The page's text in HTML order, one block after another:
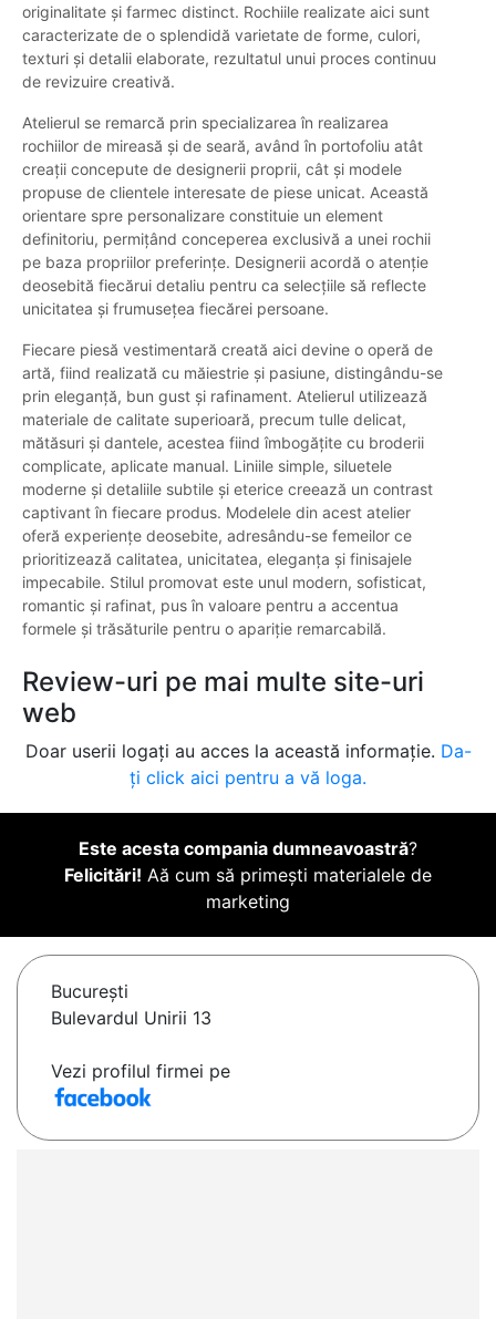
originalitate și farmec distinct. Rochiile realizate aici sunt
caracterizate de o splendidă varietate de forme, culori,
texturi și detalii elaborate, rezultatul unui proces continuu
de revizuire creativă.
Atelierul se remarcă prin specializarea în realizarea
rochiilor de mireasă și de seară, având în portofoliu atât
creații concepute de designerii proprii, cât și modele
propuse de clientele interesate de piese unicat. Această
orientare spre personalizare constituie un element
definitoriu, permițând conceperea exclusivă a unei rochii
pe baza propriilor preferințe. Designerii acordă o atenție
deosebită fiecărui detaliu pentru ca selecțiile să reflecte
unicitatea și frumusețea fiecărei persoane.
Fiecare piesă vestimentară creată aici devine o operă de
artă, fiind realizată cu măiestrie și pasiune, distingându-se
prin eleganță, bun gust și rafinament. Atelierul utilizează
materiale de calitate superioară, precum tulle delicat,
mătăsuri și dantele, acestea fiind îmbogățite cu broderii
complicate, aplicate manual. Liniile simple, siluetele
moderne și detaliile subtile și eterice creează un contrast
captivant în fiecare produs. Modelele din acest atelier
oferă experiențe deosebite, adresându-se femeilor ce
prioritizează calitatea, unicitatea, eleganța și finisajele
impecabile. Stilul promovat este unul modern, sofisticat,
romantic și rafinat, pus în valoare pentru a accentua
formele și trăsăturile pentru o apariție remarcabilă.
Review-uri pe mai multe site-uri
web
Doar userii logați au acces la această informație. Da-
ți click aici pentru a vă loga.
Este acesta compania dumneavoastră?
Felicitări! Aă cum să primești materialele de
marketing
Bucureşti
Bulevardul Unirii 13
Vezi profilul firmei pe